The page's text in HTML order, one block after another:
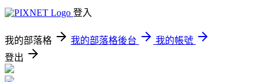
登入
我的部落格 我的部落格後台
我的帳號
登出